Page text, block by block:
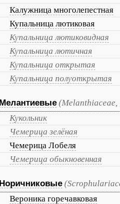
Калужница многолепестная
Купальница лютиковая
Купальница лютиковидная
Купальница лютичная
Купальница открытая
Купальница полуоткрытая
Мелантиевые (Melanthiaceae,
Кукольник
Чемерица зелёная
Чемерица Лобеля
Чемерица обыкновенная
Норичниковые
Вероника горечавковая